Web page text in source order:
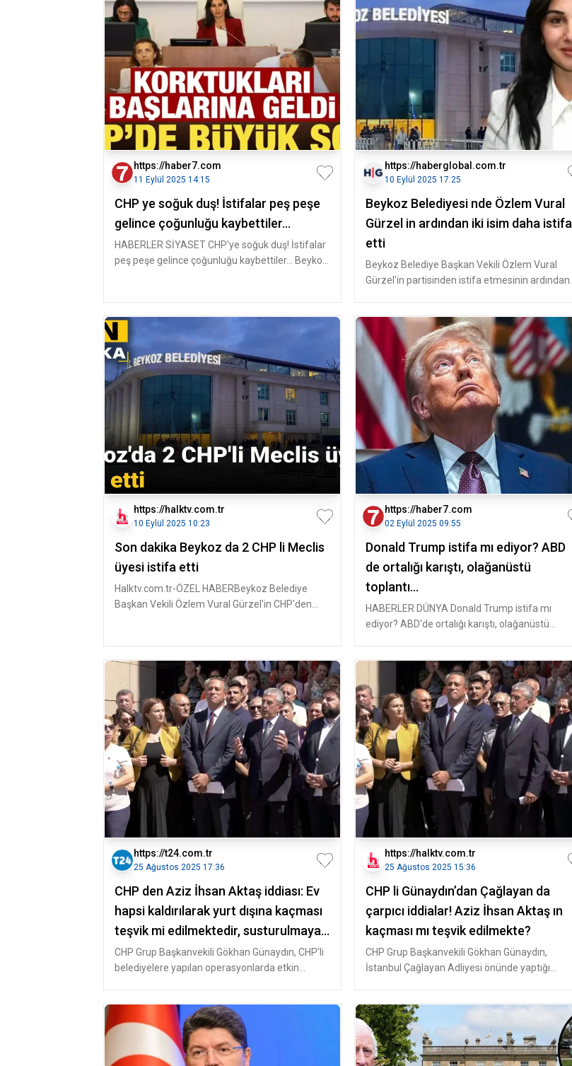
https://haber7.com
11 Eylül 2025 14:15
CHP ye soğuk duş! İstifalar peş peşe
gelince çoğunluğu kaybettiler...
HABERLER SİYASET CHP'ye soğuk duş! İstifalar
peş peşe gelince çoğunluğu kaybettiler... Beykoz
https://haberglobal.com.tr
10 Eylül 2025 17:25
Beykoz Belediyesi nde Özlem Vural
Gürzel in ardından iki isim daha istifa
etti
Beykoz Belediye Başkan Vekili Özlem Vural
Gürzel'in partisinden istifa etmesinin ardından
https://halktv.com.tr
10 Eylül 2025 10:23
Son dakika Beykoz da 2 CHP li Meclis
üyesi istifa etti
Halktv.com.tr-ÖZEL HABERBeykoz Belediye
Başkan Vekili Özlem Vural Gürzel'in CHP'den
https://haber7.com
02 Eylül 2025 09:55
Donald Trump istifa mı ediyor? ABD
de ortalığı karıştı, olağanüstü
toplantı...
HABERLER DÜNYA Donald Trump istifa mı
ediyor? ABD'de ortalığı karıştı, olağanüstü
https://t24.com.tr
25 Ağustos 2025 17:36
CHP den Aziz İhsan Aktaş iddiası: Ev
hapsi kaldırılarak yurt dışına kaçması
teşvik mi edilmektedir, susturulmaya
mı çalışılmaktadır?
CHP Grup Başkanvekili Gökhan Günaydın, CHP'li
belediyelere yapılan operasyonlarda etkin
https://halktv.com.tr
25 Ağustos 2025 15:36
CHP li Günaydın’dan Çağlayan da
çarpıcı iddialar! Aziz İhsan Aktaş ın
kaçması mı teşvik edilmekte?
CHP Grup Başkanvekili Gökhan Günaydın,
İstanbul Çağlayan Adliyesi önünde yaptığı